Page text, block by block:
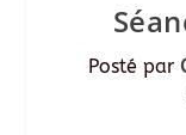
Posté par